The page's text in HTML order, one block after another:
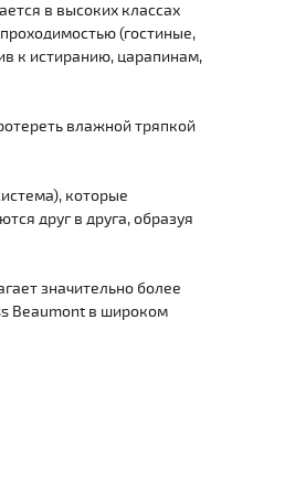
в высоких классах
(гостиные,
к истиранию, царапинам,
влажной тряпкой
которые
друг в друга, образуя
значительно более
Beaumont в широком